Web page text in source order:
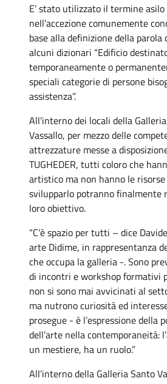
E’ stato utilizzato il termine asilo
nell’accezione comunemente
base alla definizione della
alcuni dizionari “Edificio
temporaneamente o
speciali categorie di persone
assistenza”.
All’interno dei locali della
Vassallo, per mezzo delle
attrezzature messe a
TUGHEDER, tutti coloro che
artistico ma non hanno le
svilupparlo potranno finalmente
loro obiettivo.
“C’è spazio per tutti – dice
arte Didime, in rappresentanza
che occupa la galleria -. Sono
di incontri e workshop formativi
non si sono mai avvicinati al
ma nutrono curiosità ed
prosegue - è l’espressione della
dell’arte nella contemporaneità:
un mestiere, ha un ruolo.”
All’interno della Galleria Santo